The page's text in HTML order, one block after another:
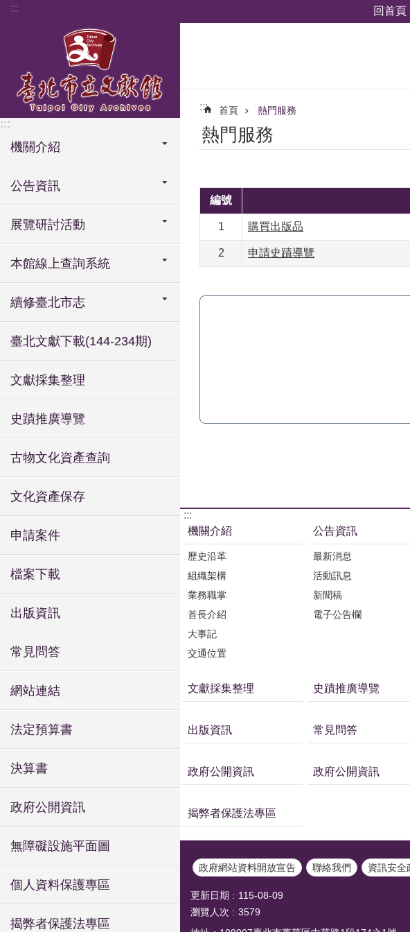
跳到主要內容區塊
::: 回首頁
:::
機關介紹
公告資訊
展覽研討活動
本館線上查詢系統
續修臺北市志
臺北文獻下載(144-234期)
文獻採集整理
史蹟推廣導覽
古物文化資產查詢
文化資產保存
申請案件
檔案下載
出版資訊
常見問答
網站連結
法定預算書
決算書
政府公開資訊
無障礙設施平面圖
個人資料保護專區
揭弊者保護法專區
::: 首頁 熱門服務
熱門服務
編號
1 購買出版品
2 申請史蹟導覽
:::
機關介紹
歷史沿革
組織架構
業務職掌
首長介紹
大事記
交通位置
公告資訊
最新消息
活動訊息
新聞稿
電子公告欄
文獻採集整理 史蹟推廣導覽
出版資訊 常見問答
政府公開資訊 政府公開資訊
揭弊者保護法專區
政府網站資料開放宣告 聯絡我們 資訊安全
更新日期
115-08-09
瀏覽人次
3579